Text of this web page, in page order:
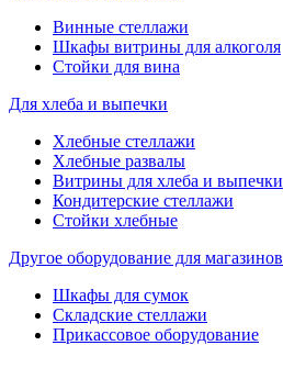
Винные стеллажи
Шкафы витрины для алкоголя
Стойки для вина
Для хлеба и выпечки
Хлебные стеллажи
Хлебные развалы
Витрины для хлеба и выпечки
Кондитерские стеллажи
Стойки хлебные
Другое оборудование для магазинов
Шкафы для сумок
Складские стеллажи
Прикассовое оборудование